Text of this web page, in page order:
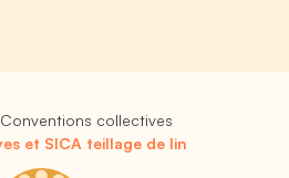
Conventions collectives
et SICA teillage de lin